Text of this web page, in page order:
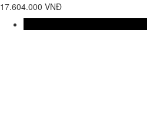
17.604.000 VNĐ